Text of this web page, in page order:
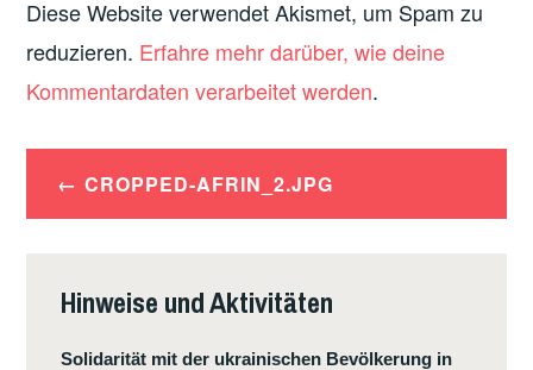
Diese Website verwendet Akismet, um Spam zu
reduzieren. Erfahre mehr darüber, wie deine
Kommentardaten verarbeitet werden.
Beitrags-
Navigation
CROPPED-AFRIN_2.JPG
Hinweise und Aktivitäten
Solidarität mit der ukrainischen Bevölkerung in